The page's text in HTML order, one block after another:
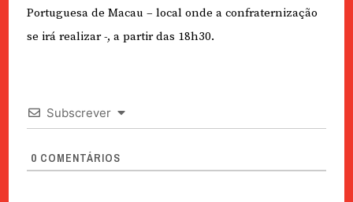
Portuguesa de Macau – local onde a confraternização
se irá realizar -, a partir das 18h30.
Subscrever
0 COMENTÁRIOS